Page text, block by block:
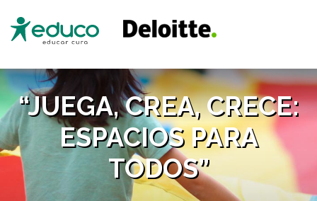
“JUEGA, CREA, CRECE:
ESPACIOS PARA
TODOS”